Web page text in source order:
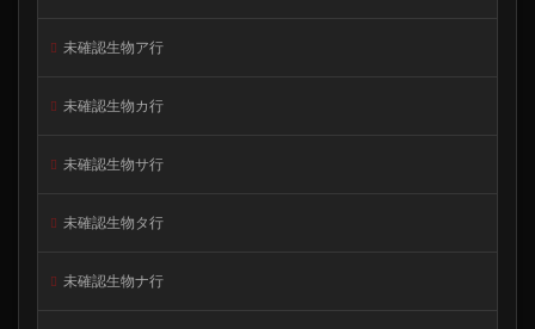
未確認生物ア行
未確認生物カ行
未確認生物サ行
未確認生物タ行
未確認生物ナ行